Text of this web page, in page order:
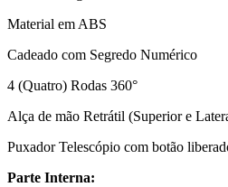
Material em ABS
Cadeado com Segredo Numérico
4 (Quatro) Rodas 360°
Alça de mão Retrátil (Superior e
Puxador Telescópio com botão
Parte Interna: